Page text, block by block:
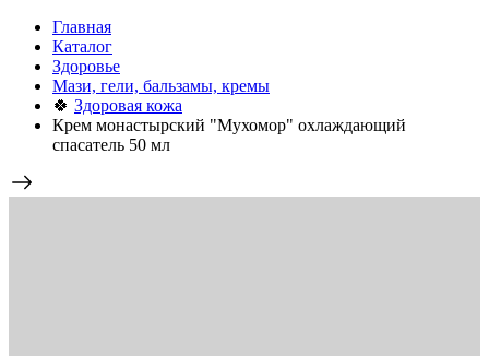
Главная
Каталог
Здоровье
Мази, гели, бальзамы, кремы
🍀 Здоровая кожа
Крем монастырский "Мухомор" охлаждающий
спасатель 50 мл